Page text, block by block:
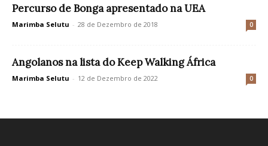
Percurso de Bonga apresentado na UEA
Marimba Selutu - 28 de Dezembro de 2018 0
Angolanos na lista do Keep Walking África
Marimba Selutu - 12 de Dezembro de 2022 0